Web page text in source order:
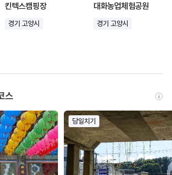
킨텍스캠핑장
경기 고양시
대화농업체험공원
경기 고양시
스
당일치기